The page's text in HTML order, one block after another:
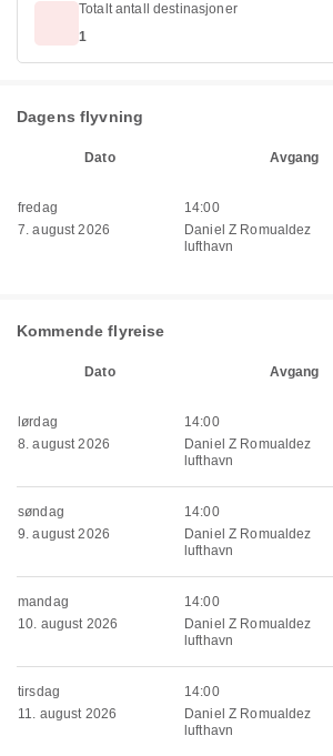
Totalt antall destinasjoner
1
Dagens flyvning
Dato Avgang
fredag
7. august 2026
14:00
Daniel Z Romualdez
lufthavn
Kommende flyreise
Dato Avgang
lørdag
8. august 2026
14:00
Daniel Z Romualdez
lufthavn
søndag
9. august 2026
14:00
Daniel Z Romualdez
lufthavn
mandag
10. august 2026
14:00
Daniel Z Romualdez
lufthavn
tirsdag
11. august 2026
14:00
Daniel Z Romualdez
lufthavn